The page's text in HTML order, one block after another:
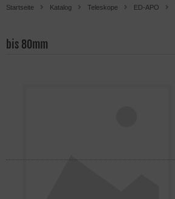
Startseite Katalog Teleskope ED-APO
bis 80mm